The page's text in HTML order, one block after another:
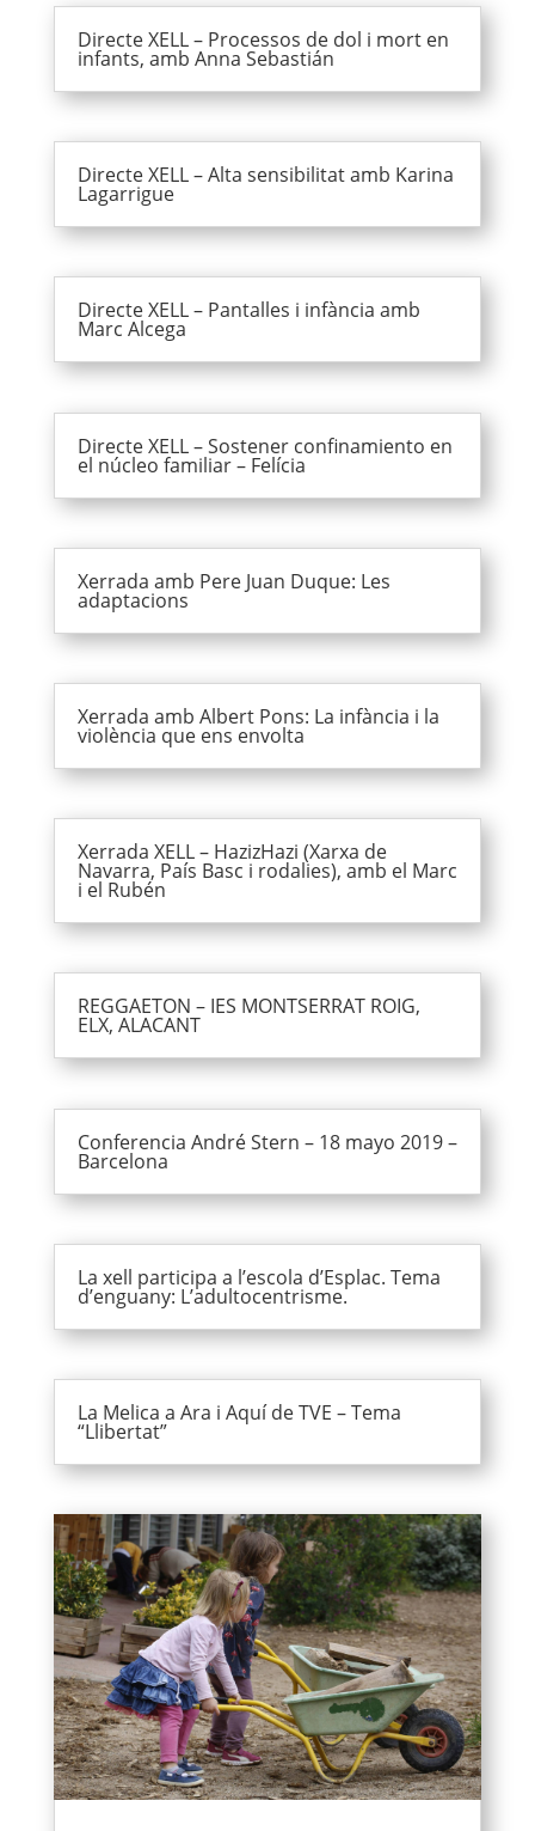
Directe XELL – Processos de dol i mort en
infants, amb Anna Sebastián
Directe XELL – Alta sensibilitat amb Karina
Lagarrigue
Directe XELL – Pantalles i infància amb
Marc Alcega
Directe XELL – Sostener confinamiento en
el núcleo familiar – Felícia
Xerrada amb Pere Juan Duque: Les
adaptacions
Xerrada amb Albert Pons: La infància i la
violència que ens envolta
Xerrada XELL – HazizHazi (Xarxa de
Navarra, País Basc i rodalies), amb el Marc
i el Rubén
REGGAETON – IES MONTSERRAT ROIG,
ELX, ALACANT
Conferencia André Stern – 18 mayo 2019 –
Barcelona
La xell participa a l’escola d’Esplac. Tema
d’enguany: L’adultocentrisme.
La Melica a Ara i Aquí de TVE – Tema
“Llibertat”